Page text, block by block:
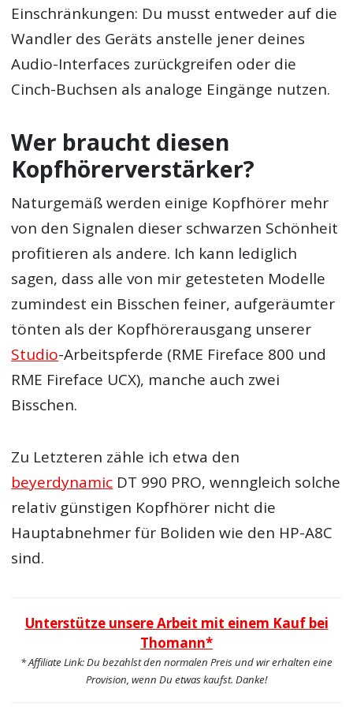
Einschränkungen: Du musst entweder auf die
Wandler des Geräts anstelle jener deines
Audio-Interfaces zurückgreifen oder die
Cinch-Buchsen als analoge Eingänge nutzen.
Wer braucht diesen
Kopfhörerverstärker?
Naturgemäß werden einige Kopfhörer mehr
von den Signalen dieser schwarzen Schönheit
profitieren als andere. Ich kann lediglich
sagen, dass alle von mir getesteten Modelle
zumindest ein Bisschen feiner, aufgeräumter
tönten als der Kopfhörerausgang unserer
Studio-Arbeitspferde (RME Fireface 800 und
RME Fireface UCX), manche auch zwei
Bisschen.
Zu Letzteren zähle ich etwa den
beyerdynamic DT 990 PRO, wenngleich solche
relativ günstigen Kopfhörer nicht die
Hauptabnehmer für Boliden wie den HP-A8C
sind.
Unterstütze unsere Arbeit mit einem Kauf bei
Thomann*
* Affiliate Link: Du bezahlst den normalen Preis und wir erhalten eine
Provision, wenn Du etwas kaufst. Danke!